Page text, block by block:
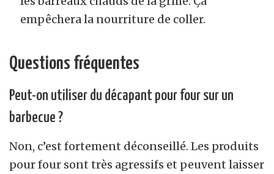
empêchera la nourriture de coller.
Questions fréquentes
Peut-on utiliser du décapant pour four sur un
barbecue ?
Non, c’est fortement déconseillé. Les produits
pour four sont très agressifs et peuvent laisser